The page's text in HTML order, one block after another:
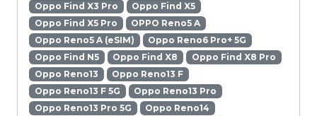
Oppo Find X3 Pro
Oppo Find X5
Oppo Find X5 Pro
OPPO Reno5 A
Oppo Reno5 A (eSIM)
Oppo Reno6 Pro+ 5G
Oppo Find N5
Oppo Find X8
Oppo Find X8 Pro
Oppo Reno13
Oppo Reno13 F
Oppo Reno13 F 5G
Oppo Reno13 Pro
Oppo Reno13 Pro 5G
Oppo Reno14